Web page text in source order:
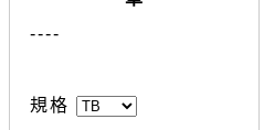
----
規格